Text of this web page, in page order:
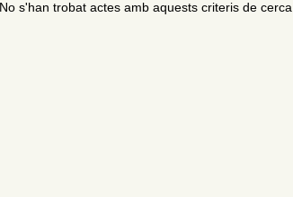
No s'han trobat actes amb aquests criteris de cerca